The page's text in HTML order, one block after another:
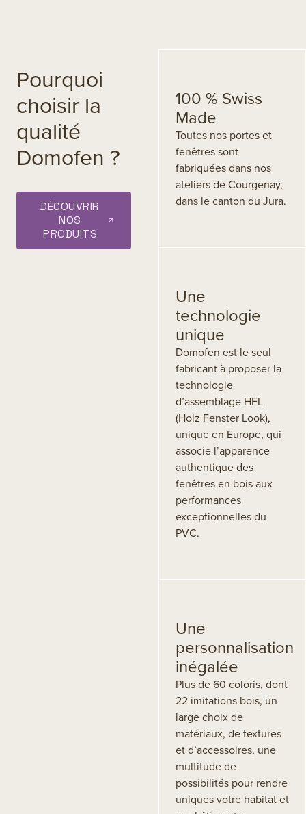
Pourquoi
choisir la
qualité
Domofen ?
DÉCOUVRIR
NOS
PRODUITS
100 % Swiss
Made
Toutes nos portes et
fenêtres sont
fabriquées dans nos
ateliers de Courgenay,
dans le canton du Jura.
Une
technologie
unique
Domofen est le seul
fabricant à proposer la
technologie
d’assemblage HFL
(Holz Fenster Look),
unique en Europe, qui
associe l’apparence
authentique des
fenêtres en bois aux
performances
exceptionnelles du
PVC.
Une
personnalisation
inégalée
Plus de 60 coloris, dont
22 imitations bois, un
large choix de
matériaux, de textures
et d’accessoires, une
multitude de
possibilités pour rendre
uniques votre habitat et